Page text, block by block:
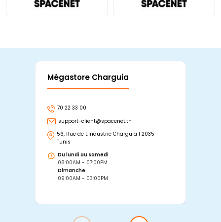
Mégastore Charguia
70 22 33 00
support-client@spacenet.tn
56, Rue de L'industrie Charguia I 2035 -
Tunis
Du lundi au samedi
08:00AM - 07:00PM
Dimanche
09:00AM - 03:00PM